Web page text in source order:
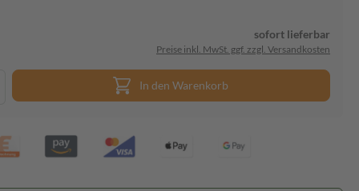
sofort lieferbar
Preise inkl. MwSt. ggf. zzgl. Versandkosten
In den Warenkorb